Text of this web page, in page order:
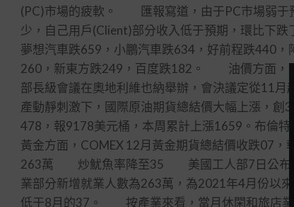
(PC)市場的疲軟。 匯報寫道，由于PC市場弱于
少，自己用戶(Client)部分收入低于預期，環比
夢想汽車跌659，小鵬汽車跌634，好前程跌440
260，新東方跌249，百度跌182。 油價方面，
部長級會議在奧地利維也納舉辦，會決議定從11
產動靜刺激下，國際原油期貨總結價大幅上漲，創
478，報9178美元桶，本周累計上漲1659。布
黃金方面，COMEX 12月黃金期貨總結價收跌
263萬 炒魷魚率降至35 美國工人部7日公布數
業部分新增就業人數為263萬，為2021年4月份以
低于8月的37。 按產業來看，當月休閑和旅店